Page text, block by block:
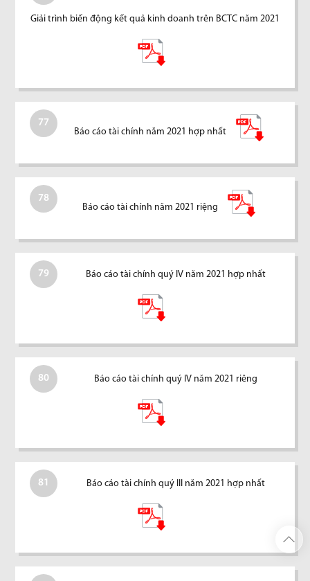
Giải trình biến động kết quả kinh doanh trên BCTC năm 2021
77
Báo cáo tài chính năm 2021 hợp nhất
78
Báo cáo tài chính năm 2021 riệng
79 Báo cáo tài chính quý IV năm 2021 hợp nhất
80 Báo cáo tài chính quý IV năm 2021 riêng
81 Báo cáo tài chính quý III năm 2021 hợp nhất